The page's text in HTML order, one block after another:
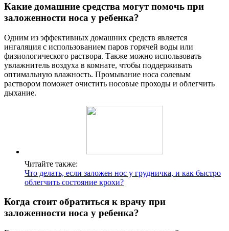
Какие домашние средства могут помочь при
заложенности носа у ребенка?
Одним из эффективных домашних средств является
ингаляция с использованием паров горячей воды или
физиологического раствора. Также можно использовать
увлажнитель воздуха в комнате, чтобы поддерживать
оптимальную влажность. Промывание носа солевым
раствором поможет очистить носовые проходы и облегчить
дыхание.
Читайте также:
Что делать, если заложен нос у грудничка, и как быстро
облегчить состояние крохи?
Когда стоит обратиться к врачу при
заложенности носа у ребенка?